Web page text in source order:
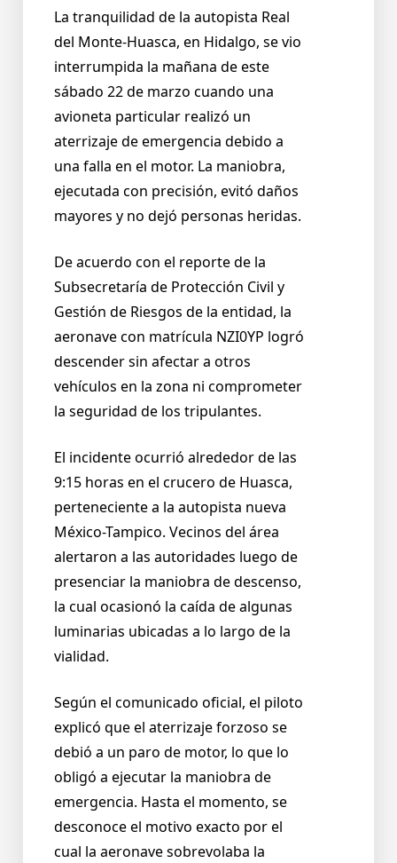
La tranquilidad de la autopista Real
del Monte-Huasca, en Hidalgo, se vio
interrumpida la mañana de este
sábado 22 de marzo cuando una
avioneta particular realizó un
aterrizaje de emergencia debido a
una falla en el motor. La maniobra,
ejecutada con precisión, evitó daños
mayores y no dejó personas heridas.
De acuerdo con el reporte de la
Subsecretaría de Protección Civil y
Gestión de Riesgos de la entidad, la
aeronave con matrícula NZI0YP logró
descender sin afectar a otros
vehículos en la zona ni comprometer
la seguridad de los tripulantes.
El incidente ocurrió alrededor de las
9:15 horas en el crucero de Huasca,
perteneciente a la autopista nueva
México-Tampico. Vecinos del área
alertaron a las autoridades luego de
presenciar la maniobra de descenso,
la cual ocasionó la caída de algunas
luminarias ubicadas a lo largo de la
vialidad.
Según el comunicado oficial, el piloto
explicó que el aterrizaje forzoso se
debió a un paro de motor, lo que lo
obligó a ejecutar la maniobra de
emergencia. Hasta el momento, se
desconoce el motivo exacto por el
cual la aeronave sobrevolaba la